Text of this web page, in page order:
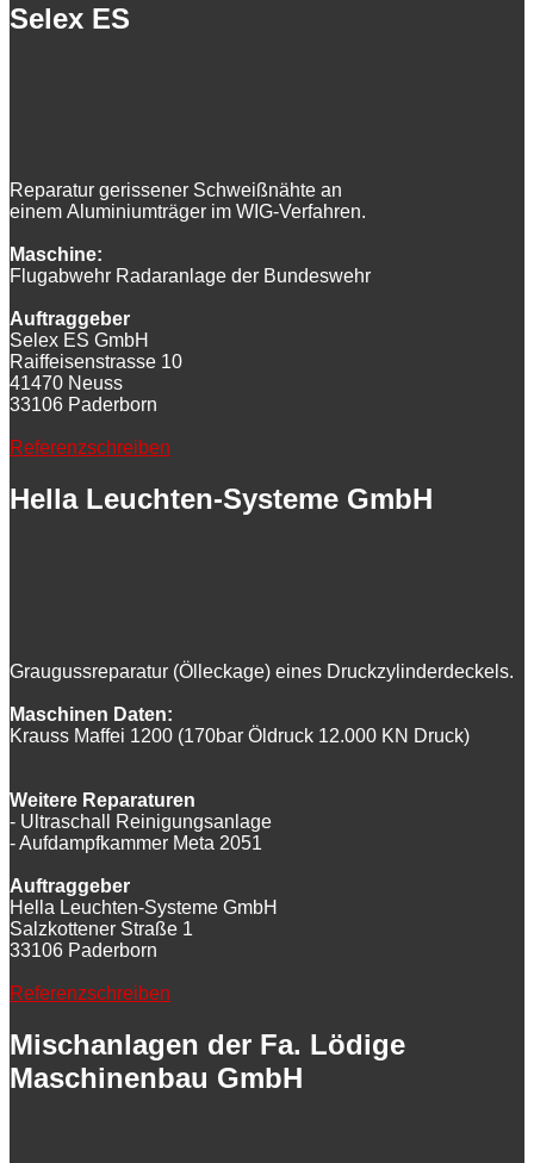
Selex ES
Reparatur gerissener Schweißnähte an
einem Aluminiumträger im WIG-Verfahren.
Maschine:
Flugabwehr Radaranlage der Bundeswehr
Auftraggeber
Selex ES GmbH
Raiffeisenstrasse 10
41470 Neuss
33106 Paderborn
Referenzschreiben
Hella Leuchten-Systeme GmbH
Graugussreparatur (Ölleckage) eines Druckzylinderdeckels.
Maschinen Daten:
Krauss Maffei 1200 (170bar Öldruck 12.000 KN Druck)
Weitere Reparaturen
- Ultraschall Reinigungsanlage
- Aufdampfkammer Meta 2051
Auftraggeber
Hella Leuchten-Systeme GmbH
Salzkottener Straße 1
33106 Paderborn
Referenzschreiben
Mischanlagen der Fa. Lödige
Maschinenbau GmbH